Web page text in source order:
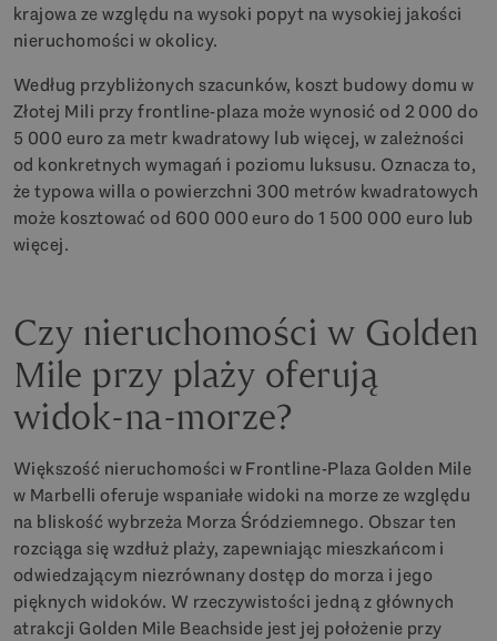
krajowa ze względu na wysoki popyt na wysokiej jakości
nieruchomości w okolicy.
Według przybliżonych szacunków, koszt budowy domu w
Złotej Mili przy frontline-plaza może wynosić od 2 000 do
5 000 euro za metr kwadratowy lub więcej, w zależności
od konkretnych wymagań i poziomu luksusu. Oznacza to,
że typowa willa o powierzchni 300 metrów kwadratowych
może kosztować od 600 000 euro do 1 500 000 euro lub
więcej.
Czy nieruchomości w Golden
Mile przy plaży oferują
widok-na-morze?
Większość nieruchomości w Frontline-Plaza Golden Mile
w Marbelli oferuje wspaniałe widoki na morze ze względu
na bliskość wybrzeża Morza Śródziemnego. Obszar ten
rozciąga się wzdłuż plaży, zapewniając mieszkańcom i
odwiedzającym niezrównany dostęp do morza i jego
pięknych widoków. W rzeczywistości jedną z głównych
atrakcji Golden Mile Beachside jest jej położenie przy